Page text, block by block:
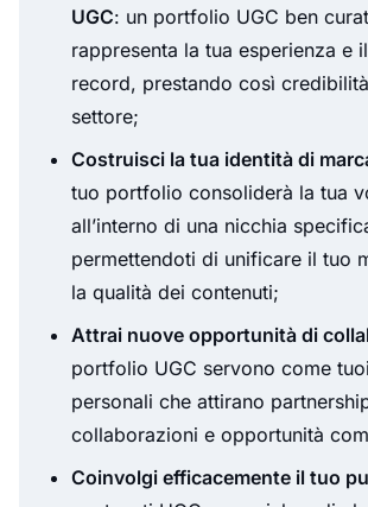
UGC: un portfolio UGC ben
rappresenta la tua esperienza e
record, prestando così
settore;
Costruisci la tua identità di
tuo portfolio consoliderà la tua
all’interno di una nicchia
permettendoti di unificare il tuo
la qualità dei contenuti;
Attrai nuove opportunità di
portfolio UGC servono come
personali che attirano
collaborazioni e opportunità
Coinvolgi efficacemente il tuo